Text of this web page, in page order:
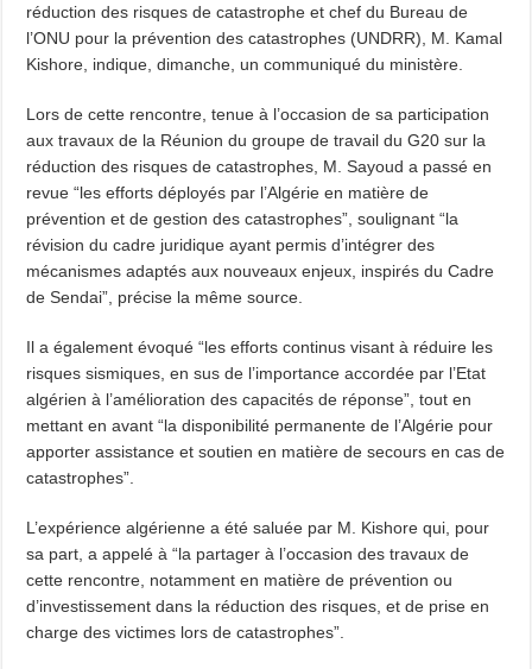
réduction des risques de catastrophe et chef du Bureau de
l’ONU pour la prévention des catastrophes (UNDRR), M. Kamal
Kishore, indique, dimanche, un communiqué du ministère.
Lors de cette rencontre, tenue à l’occasion de sa participation
aux travaux de la Réunion du groupe de travail du G20 sur la
réduction des risques de catastrophes, M. Sayoud a passé en
revue “les efforts déployés par l’Algérie en matière de
prévention et de gestion des catastrophes”, soulignant “la
révision du cadre juridique ayant permis d’intégrer des
mécanismes adaptés aux nouveaux enjeux, inspirés du Cadre
de Sendai”, précise la même source.
Il a également évoqué “les efforts continus visant à réduire les
risques sismiques, en sus de l’importance accordée par l’Etat
algérien à l’amélioration des capacités de réponse”, tout en
mettant en avant “la disponibilité permanente de l’Algérie pour
apporter assistance et soutien en matière de secours en cas de
catastrophes”.
L’expérience algérienne a été saluée par M. Kishore qui, pour
sa part, a appelé à “la partager à l’occasion des travaux de
cette rencontre, notamment en matière de prévention ou
d’investissement dans la réduction des risques, et de prise en
charge des victimes lors de catastrophes”.